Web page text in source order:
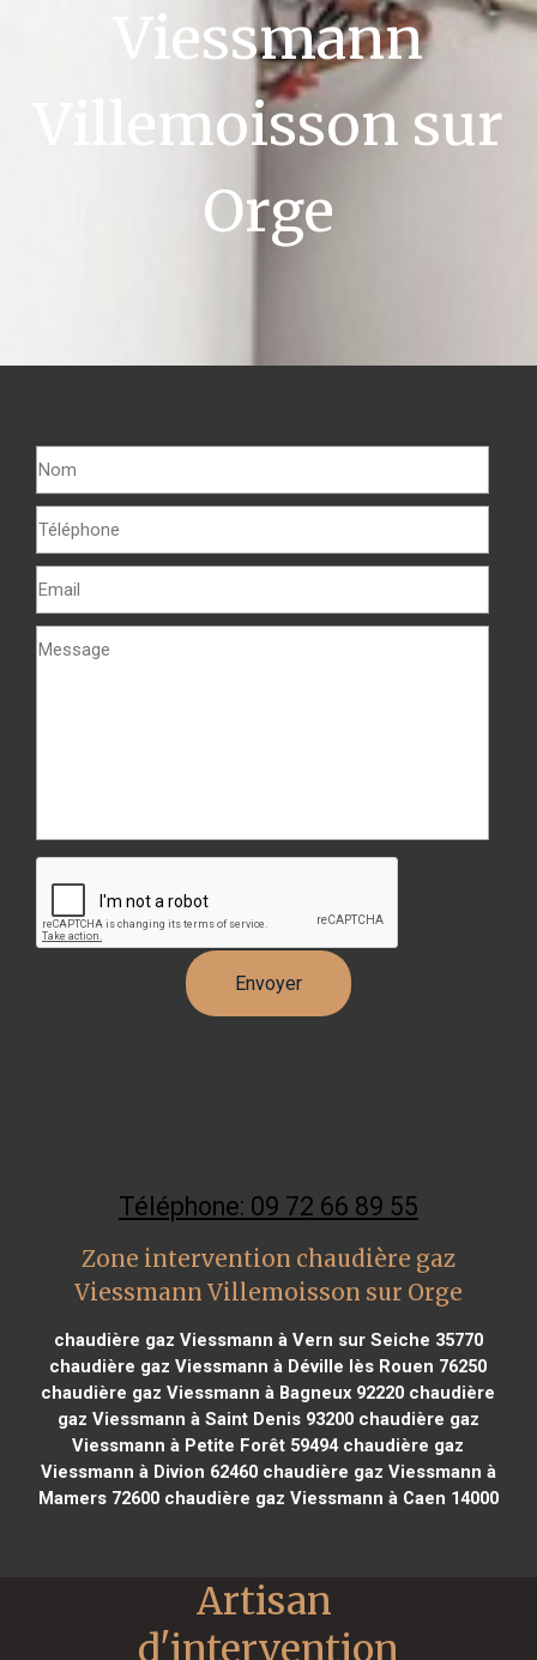
Viessmann
Villemoisson sur
Orge
Téléphone: 09 72 66 89 55
Zone intervention chaudière gaz
Viessmann Villemoisson sur Orge
chaudière gaz Viessmann à Vern sur Seiche 35770
chaudière gaz Viessmann à Déville lès Rouen 76250
chaudière gaz Viessmann à Bagneux 92220 chaudière
gaz Viessmann à Saint Denis 93200chaudière gaz
Viessmann à Petite Forêt 59494chaudière gaz
Viessmann à Divion 62460chaudière gaz Viessmann à
Mamers 72600chaudière gaz Viessmann à Caen 14000
Artisan
d'intervention